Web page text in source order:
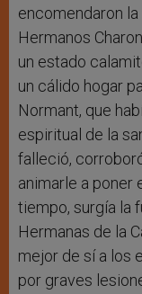
encomendaron
Hermanos
un estado
un cálido hogar
Normant, que
espiritual de la
falleció,
animarle a poner
tiempo, surgía la
Hermanas de la
mejor de sí a los
por graves